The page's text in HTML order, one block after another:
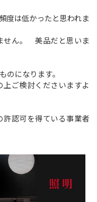
度は低かったと思われま
せん。 美品だと思いま
になります。
ご検討くださいますよ
許認可を得ている事業者